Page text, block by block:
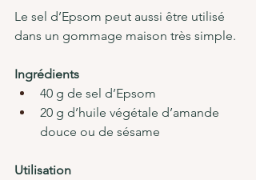
Le sel d’Epsom peut aussi être utilisé
dans un gommage maison très simple.
Ingrédients
40 g de sel d’Epsom
20 g d’huile végétale d’amande
douce ou de sésame
Utilisation